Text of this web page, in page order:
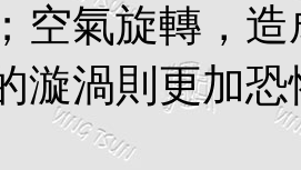
空氣旋轉，
漩渦則更加恐